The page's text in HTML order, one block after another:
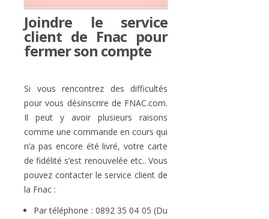
Joindre le service
client de Fnac pour
fermer son compte
Si vous rencontrez des difficultés
pour vous désinscrire de FNAC.com.
Il peut y avoir plusieurs raisons
comme une commande en cours qui
n’a pas encore été livré, votre carte
de fidélité s’est renouvelée etc.. Vous
pouvez contacter le service client de
la Fnac :
Par téléphone : 0892 35 04 05 (Du